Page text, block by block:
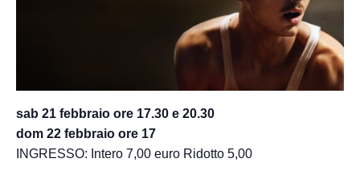
sab 21 febbraio ore 17.30 e 20.30
dom 22 febbraio ore 17
INGRESSO: Intero 7,00 euro Ridotto 5,00